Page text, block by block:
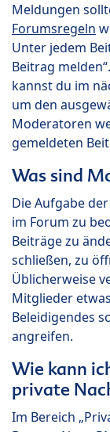
Meldungen
Forumsregeln
Unter jedem
Beitrag
kannst du im
um den
Moderatoren
gemeldeten
Was sind
Die Aufgabe
im Forum zu
Beiträge zu
schließen, zu
Üblicherweise
Mitglieder
Beleidigendes
angreifen.
Wie kann
private
Im Bereich